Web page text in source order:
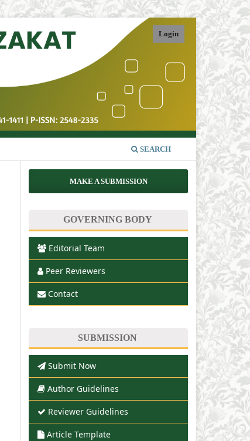
SEARCH
Login
MAKE A SUBMISSION
GOVERNING BODY
Editorial Team
Peer Reviewers
Contact
SUBMISSION
Submit Now
Author Guidelines
Reviewer Guidelines
Article Template